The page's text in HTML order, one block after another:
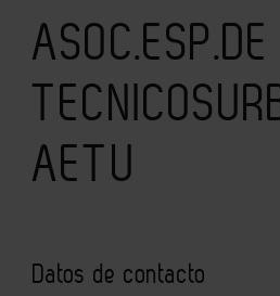
ASOC.ESP.DE
AETU
Datos de contacto